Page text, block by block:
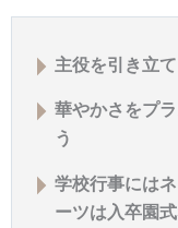
主役を引き立
華やかさをプ
う
学校行事には
ーツは入卒園